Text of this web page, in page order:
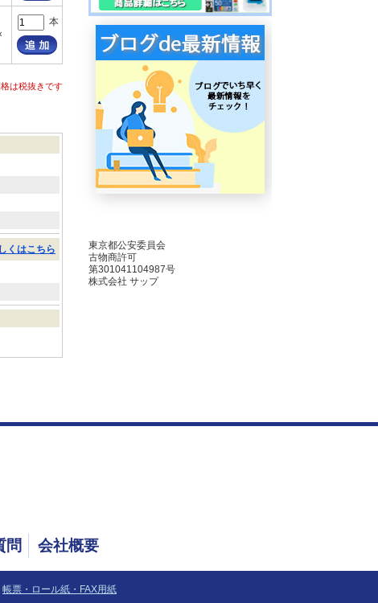
本
は税抜きです
くはこちら
東京都公安委員会
古物商許可
第301041104987号
株式会社 サップ
問 会社概要
帳票・ロール紙・FAX用紙